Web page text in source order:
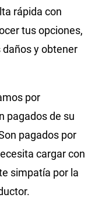
rápida con
tus opciones,
y obtener
por
pagados de su
pagados por
cargar con
simpatía por la